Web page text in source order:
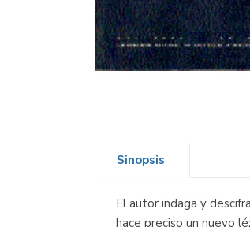
Sinopsis
El autor indaga y
hace preciso un nuevo